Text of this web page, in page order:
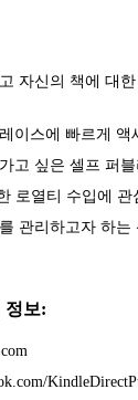
자신의 책에 대
이스에 빠르게 액
고 싶은 셀프 퍼블
로열티 수입에 관
관리하고자 하는
정보: